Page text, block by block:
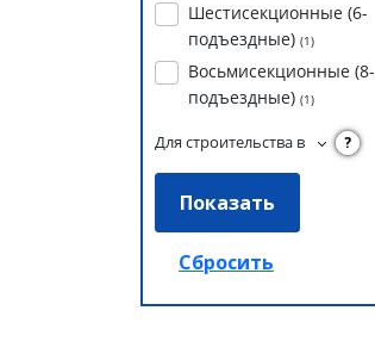
Шестисекционные (6-
подъездные) (1)
Восьмисекционные (8-
подъездные) (1)
Для строительства в ?